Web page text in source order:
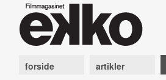
forside artikler